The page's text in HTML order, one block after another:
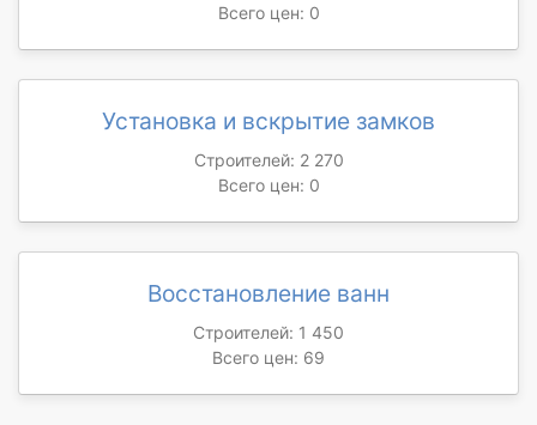
Всего цен: 0
Установка и вскрытие замков
Строителей: 2 270
Всего цен: 0
Восстановление ванн
Строителей: 1 450
Всего цен: 69